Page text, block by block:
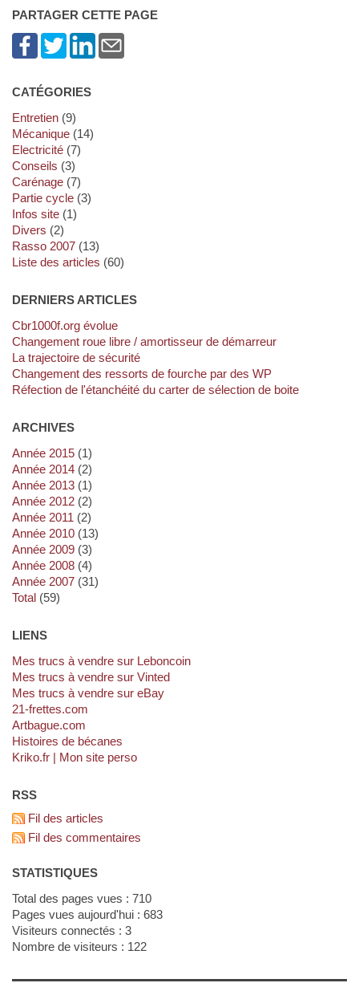
PARTAGER CETTE PAGE
CATÉGORIES
Entretien(9)
Mécanique(14)
Electricité(7)
Conseils (3)
Carénage(7)
Partie cycle(3)
Infos site(1)
Divers (2)
Rasso 2007(13)
Liste des articles (60)
DERNIERS ARTICLES
cbr1000f.org évolue
Changement roue libre / amortisseur de démarreur
La trajectoire de sécurité
Changement des ressorts de fourche par des WP
Réfection de l'étanchéité du carter de sélection de boite
ARCHIVES
année 2015(1)
année 2014(2)
année 2013(1)
année 2012(2)
année 2011 (2)
année 2010(13)
année 2009(3)
année 2008(4)
année 2007(31)
total (59)
LIENS
Mes trucs à vendre sur Leboncoin
Mes trucs à vendre sur Vinted
Mes trucs à vendre sur eBay
21-frettes.com
artbague.com
Histoires de bécanes
kriko.fr | Mon site perso
RSS
Fil des articles
Fil des commentaires
STATISTIQUES
Total des pages vues : 710
Pages vues aujourd'hui : 683
Visiteurs connectés : 3
Nombre de visiteurs : 122